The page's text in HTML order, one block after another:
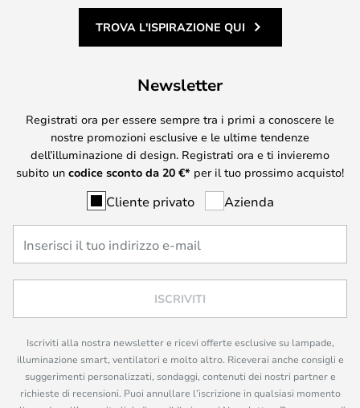
TROVA L'ISPIRAZIONE QUI
Newsletter
Registrati ora per essere sempre tra i primi a conoscere le
nostre promozioni esclusive e le ultime tendenze
dell’illuminazione di design. Registrati ora e ti invieremo
subito un codice sconto da 20 €* per il tuo prossimo acquisto!
Cliente privato Azienda
ISCRIVITI
Iscriviti alla nostra newsletter e ricevi offerte esclusive su lampade,
illuminazione smart, ventilatori e molto altro. Riceverai anche consigli e
suggerimenti personalizzati, sondaggi, contenuti dei nostri partner e
richieste di recensioni. Puoi annullare l’iscrizione in qualsiasi momento